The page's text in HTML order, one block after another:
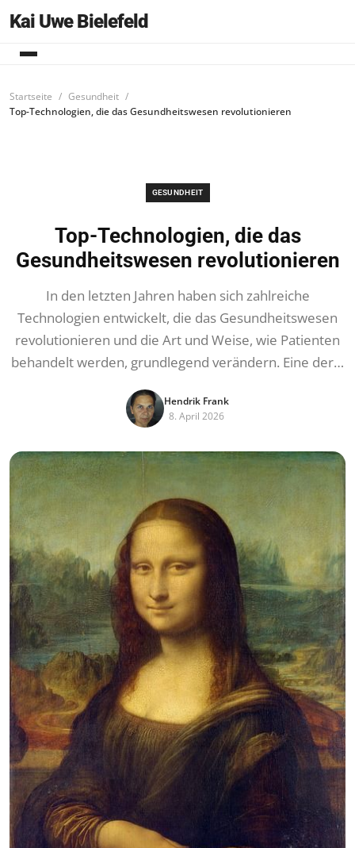
Kai Uwe Bielefeld
Startseite
Gesundheit
Top-Technologien, die das Gesundheitswesen revolutionieren
GESUNDHEIT
Top-Technologien, die das
Gesundheitswesen revolutionieren
In den letzten Jahren haben sich zahlreiche
Technologien entwickelt, die das Gesundheitswesen
revolutionieren und die Art und Weise, wie Patienten
behandelt werden, grundlegend verändern. Eine der…
Hendrik Frank
8. April 2026